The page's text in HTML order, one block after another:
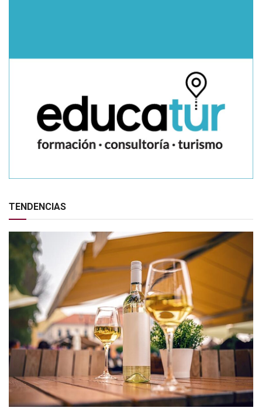
TENDENCIAS